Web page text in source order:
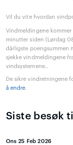
Vil du vite hvordan
Vindmeldingene
minutter siden (Lørdag
dårligste poengsummen
sjekke vindmeldingene
vindsystemene..
De sikre vindretningene
å endre.
Siste besøk
Ons 25 Feb 2026